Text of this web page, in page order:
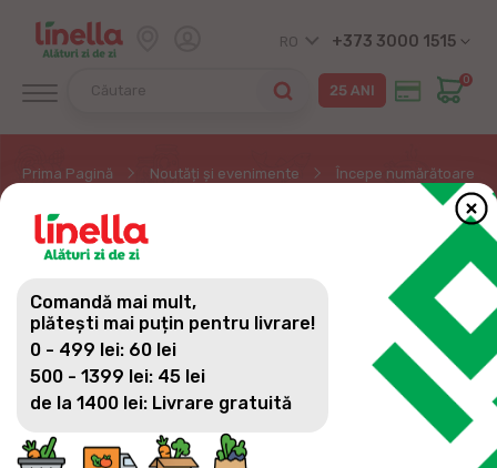
RO +373 3000 1515
0
Prima Pagină Noutăți și evenimente Începe numărătoare
ÎNCEPE NUMĂRĂTOARE
ULTIMA MARE
EXTRAGERE DIN
CAMPANIA 20 ANI
LINELLA
Comandă mai mult,
plătești mai puțin pentru livrare!
0 - 499 lei: 60 lei
500 - 1399 lei: 45 lei
de la 1400 lei: Livrare gratuită